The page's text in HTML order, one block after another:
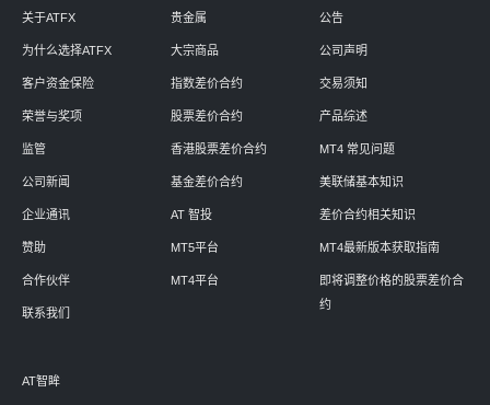
关于ATFX
为什么选择ATFX
客户资金保险
荣誉与奖项
监管
公司新闻
企业通讯
赞助
合作伙伴
联系我们
贵金属
大宗商品
指数差价合约
股票差价合约
香港股票差价合约
基金差价合约
AT 智投
MT5平台
MT4平台
公告
公司声明
交易须知
产品综述
MT4 常见问题
美联储基本知识
差价合约相关知识
MT4最新版本获取指南
即将调整价格的股票差价合
约
AT智眸